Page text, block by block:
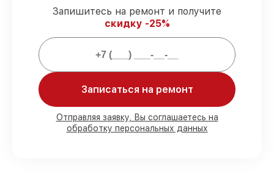
Мы гарантируем:
работ выполняем в вашем
90%
запчастей Sightmark есть в наличии
в мастерской или на складе в
Краснодаре, остальные доставляются
быстро
Подлинные запчасти Sightmark и
Запишитесь на ремонт и получите
скидку -25%
Записаться на ремонт
Отправляя заявку, Вы соглашаетесь на
обработку персональных данных